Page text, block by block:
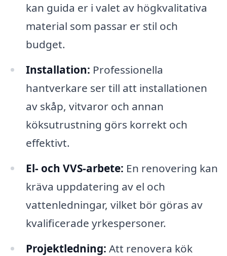
kan guida er i valet av högkvalitativa
material som passar er stil och
budget.
Installation: Professionella
hantverkare ser till att installationen
av skåp, vitvaror och annan
köksutrustning görs korrekt och
effektivt.
El- och VVS-arbete: En renovering kan
kräva uppdatering av el och
vattenledningar, vilket bör göras av
kvalificerade yrkespersoner.
Projektledning: Att renovera kök